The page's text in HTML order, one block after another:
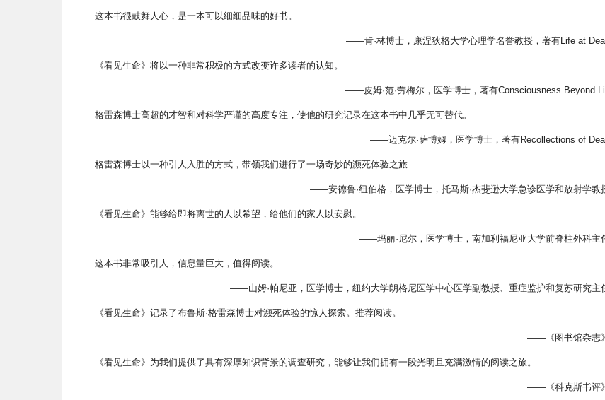
这本书很鼓舞人心，是一本可以细细品味的好书。
——肯·林博士，康涅狄格大学心理学名誉教授，著有Life at
《看见生命》将以一种非常积极的方式改变许多读者的认知。
——皮姆·范·劳梅尔，医学博士，著有Consciousness Beyond
格雷森博士高超的才智和对科学严谨的高度专注，使他的研究记录在这本书中几乎无可替代。
——迈克尔·萨博姆，医学博士，著有Recollections of
格雷森博士以一种引人入胜的方式，带领我们进行了一场奇妙的濒死体验之旅……
——安德鲁·纽伯格，医学博士，托马斯·杰斐逊大学急诊医学和放射学教
《看见生命》能够给即将离世的人以希望，给他们的家人以安慰。
——玛丽·尼尔，医学博士，南加利福尼亚大学前脊柱外科主
这本书非常吸引人，信息量巨大，值得阅读。
——山姆·帕尼亚，医学博士，纽约大学朗格尼医学中心医学副教授、重症监护和复苏研究主
《看见生命》记录了布鲁斯·格雷森博士对濒死体验的惊人探索。推荐阅读。
——《图书馆杂志
《看见生命》为我们提供了具有深厚知识背景的调查研究，能够让我们拥有一段光明且充满激情的阅读之旅。
——《科克斯书评